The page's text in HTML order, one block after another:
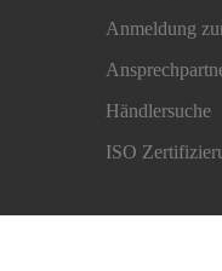
Anmeldung
Händlersuche
ISO